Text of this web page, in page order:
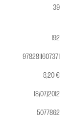
39
192
9782811607371
8,20 €
18/07/2012
5077862